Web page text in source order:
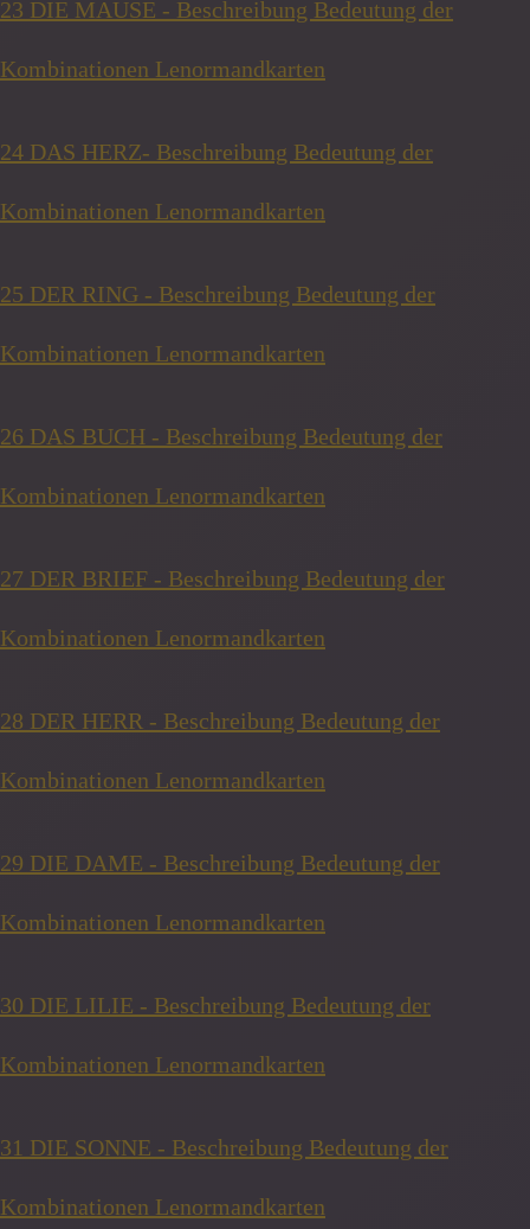
23 DIE MÄUSE - Beschreibung Bedeutung der
Kombinationen Lenormandkarten
24 DAS HERZ- Beschreibung Bedeutung der
Kombinationen Lenormandkarten
25 DER RING - Beschreibung Bedeutung der
Kombinationen Lenormandkarten
26 DAS BUCH - Beschreibung Bedeutung der
Kombinationen Lenormandkarten
27 DER BRIEF - Beschreibung Bedeutung der
Kombinationen Lenormandkarten
28 DER HERR - Beschreibung Bedeutung der
Kombinationen Lenormandkarten
29 DIE DAME - Beschreibung Bedeutung der
Kombinationen Lenormandkarten
30 DIE LILIE - Beschreibung Bedeutung der
Kombinationen Lenormandkarten
31 DIE SONNE - Beschreibung Bedeutung der
Kombinationen Lenormandkarten